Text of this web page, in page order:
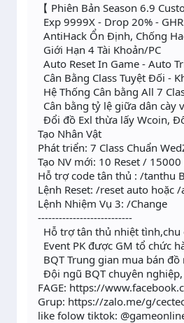
【 Phiên Bản Season 6.9
Exp 9999X - Drop 20% -
AntiHack Ổn Định, Chống
Giới Hạn 4 Tài Khoản/PC
Auto Reset In Game - Auto
Cân Bằng Class Tuyệt Đối -
Hệ Thống Cân bằng All 7
Cân bằng tỷ lệ giữa dân cày
Đổi đồ Exl thừa lấy Wcoin,
Tạo Nhân Vật
Phát triển: 7 Class Chuẩn
Tạo NV mới: 10 Reset /
Hỗ trợ code tân thủ : /tanthu
Lệnh Reset: /reset auto hoặc
Lệnh Nhiệm Vụ 3: /Change
---------------------------
Hỗ trợ tân thủ nhiệt tình,chu
Event PK được GM tổ chức
BQT Trung gian mua bán
Đội ngũ BQT chuyên
FAGE: https://
Grup: https://zalo.me/g/
like folow tiktok: